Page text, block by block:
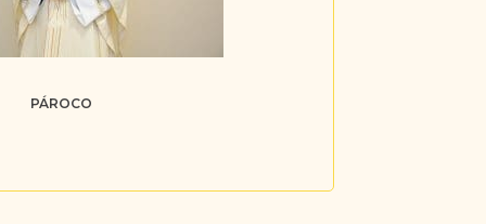
PÁROCO